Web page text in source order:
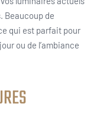
Beaucoup de
qui est parfait pour
ou de l’ambiance